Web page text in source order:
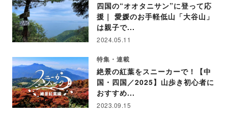
四国の“オオタニサン”に登って応
援｜ 愛媛のお手軽低山「大谷山」
は親子で...
2024.05.11
特集・連載
絶景の紅葉をスニーカーで！【中
国・四国／2025】山歩き初心者に
おすすめ...
2023.09.15